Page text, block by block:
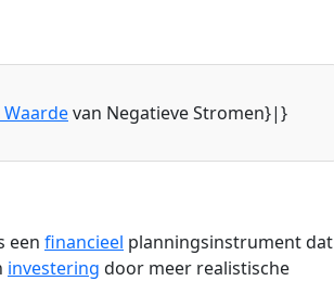
van Negatieve Stromen}|}
een financieel planningsinstrument dat
investering door meer realistische